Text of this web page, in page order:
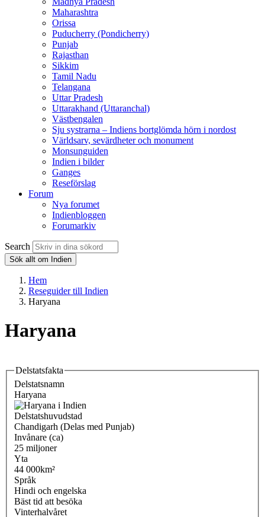
Maharashtra
Orissa
Puducherry (Pondicherry)
Punjab
Rajasthan
Sikkim
Tamil Nadu
Telangana
Uttar Pradesh
Uttarakhand (Uttaranchal)
Västbengalen
Sju systrarna – Indiens bortglömda hörn i nordost
Världsarv, sevärdheter och monument
Monsunguiden
Indien i bilder
Ganges
Reseförslag
Forum
Nya forumet
Indienbloggen
Forumarkiv
Search
Sök allt om Indien
Hem
Reseguider till Indien
Haryana
Haryana
Delstatsfakta
Delstatsnamn
Haryana
Delstatshuvudstad
Chandigarh (Delas med Punjab)
Invånare (ca)
25 miljoner
Yta
44 000km²
Språk
Hindi och engelska
Bäst tid att besöka
Vinterhalvåret